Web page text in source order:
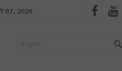
07, 2026